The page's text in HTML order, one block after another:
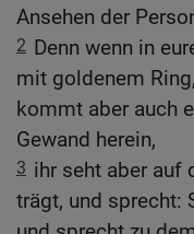
Ansehen der
2 Denn wenn in
mit goldenem
kommt aber auch
Gewand herein,
3 ihr seht aber auf
trägt, und sprecht: